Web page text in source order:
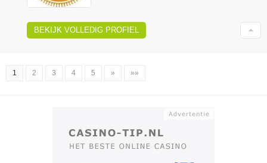
BEKIJK VOLLEDIG PROFIEL
1 2 3 4 5 » »»